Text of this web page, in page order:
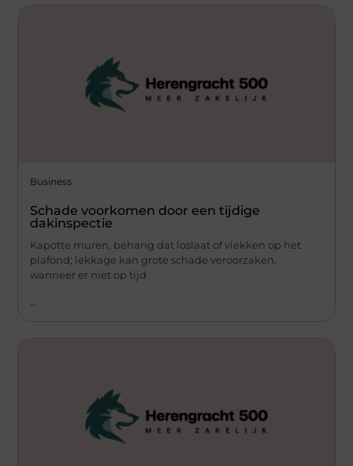
Business
Schade voorkomen door een tijdige
dakinspectie
Kapotte muren, behang dat loslaat of vlekken op het
plafond; lekkage kan grote schade veroorzaken,
wanneer er niet op tijd